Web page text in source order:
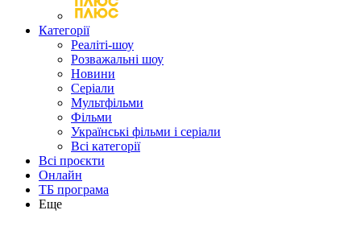
Категорії
Реаліті-шоу
Розважальні шоу
Новини
Серіали
Мультфільми
Фільми
Українські фільми і серіали
Всі категорії
Всі проєкти
Онлайн
ТБ програма
Еще